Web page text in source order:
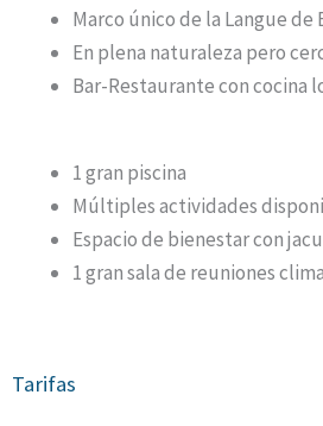
Marco único de la Langue de
En plena naturaleza pero
Bar-Restaurante con cocina
1 gran piscina
Múltiples actividades
Espacio de bienestar con
1 gran sala de reuniones
Tarifas